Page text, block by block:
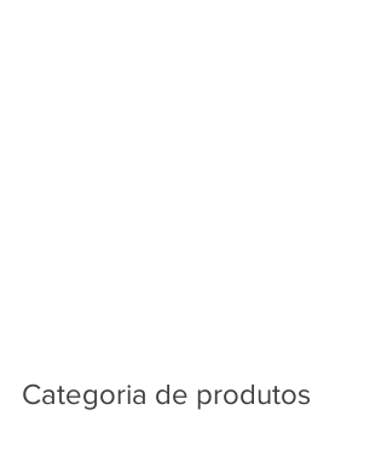
Categoria de produtos